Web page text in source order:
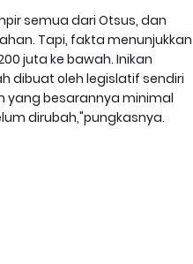
semua dari Otsus, dan
Tapi, fakta menunjukkan
juta ke bawah. Inikan
dibuat oleh legislatif sendiri
yang besarannya minimal
dirubah,"pungkasnya.